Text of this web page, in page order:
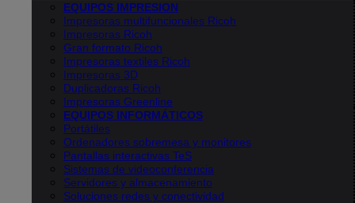
EQUIPOS IMPRESION
Impresoras multifuncionales Ricoh
Impresoras Ricoh
Gran formato Ricoh
Impresoras textiles Ricoh
Impresoras 3D
Duplicadoras Ricoh
Impresoras Greenline
EQUIPOS INFORMÁTICOS
Portátiles
Ordenadores sobremesa y monitores
Pantallas interactivas TeS
Sistemas de videoconferencia
Servidores y almacenamiento
Soluciones redes y conectividad